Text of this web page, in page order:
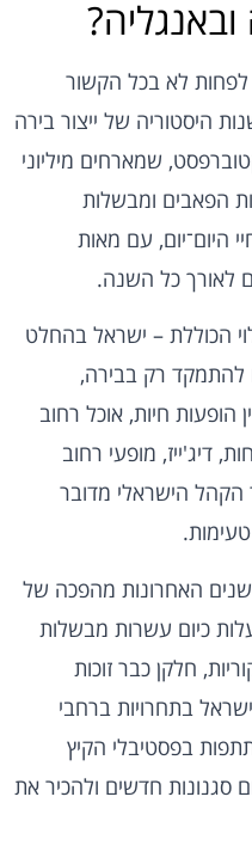
לא בכל הקשור
היסטוריה של ייצור בירה
שמארחים מיליוני
הפאבים ומבשלות
היום־יום, עם מאות
לאורך כל השנה.
הכוללת – ישראל בהחלט
להתמקד רק בבירה,
הופעות חיות, אוכל רחוב
דיג'ייז, מופעי רחוב
הקהל הישראלי מדובר
האחרונות מהפכה של
כיום עשרות מבשלות
חלקן כבר זוכות
בתחרויות ברחבי
בפסטיבלי הקיץ
סגנונות חדשים ולהכיר את